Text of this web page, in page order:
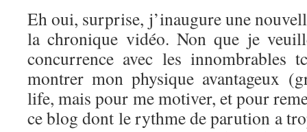
Eh oui, surprise, j’inaugure une
la chronique vidéo. Non que je
concurrence avec les innombrables
montrer mon physique avantageux
life, mais pour me motiver, et pour
ce blog dont le rythme de parution a